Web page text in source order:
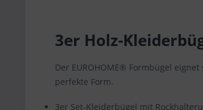
3er Holz-
Der EUROHOME® Formbügel
perfekte Form.
3er Set-Kleiderbügel mit